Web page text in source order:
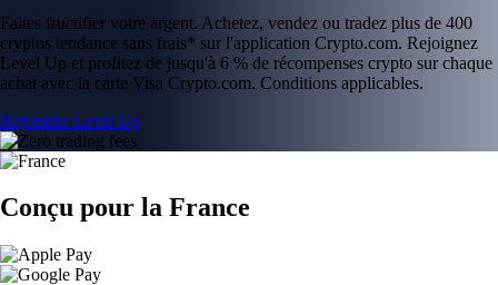
Faites fructifier votre argent. Achetez, vendez ou tradez plus de 400
cryptos tendance sans frais* sur l'application Crypto.com. Rejoignez
Level Up et profitez de jusqu'à 6 % de récompenses crypto sur chaque
achat avec la carte Visa Crypto.com. Conditions applicables.
Rejoindre Level Up
Conçu pour la France